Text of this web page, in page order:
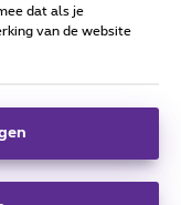
conform het
dat als je
van de website